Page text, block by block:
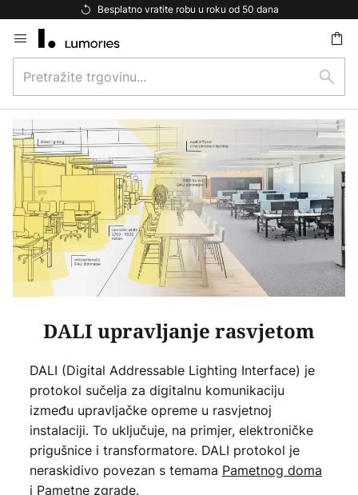
Besplatno vratite robu u roku od 50 dana
to
Content
trgovinu...
traži
DALI upravljanje rasvjetom
DALI (Digital Addressable Lighting Interface) je
protokol sučelja za digitalnu komunikaciju
između upravljačke opreme u rasvjetnoj
instalaciji. To uključuje, na primjer, elektroničke
prigušnice i transformatore. DALI protokol je
neraskidivo povezan s temama Pametnog doma
i Pametne zgrade.